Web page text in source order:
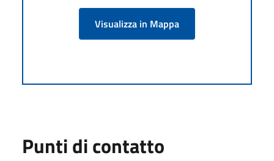
Visualizza in Mappa
Punti di contatto